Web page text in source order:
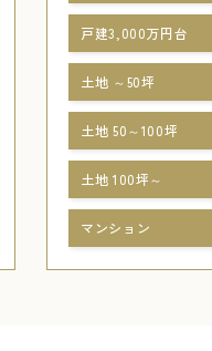
戸建3,000万円台
土地 ～50坪
土地 50～100坪
土地 100坪～
マンション